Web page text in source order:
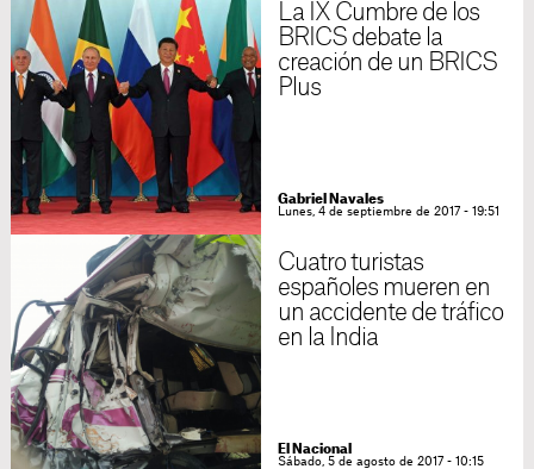
La IX Cumbre de los
BRICS debate la
creación de un BRICS
Plus
Gabriel Navales
Lunes, 4 de septiembre de 2017 - 19:51
Cuatro turistas
españoles mueren en
un accidente de tráfico
en la India
El Nacional
Sábado, 5 de agosto de 2017 - 10:15